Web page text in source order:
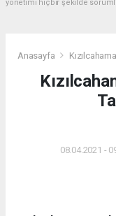
yönetimi hiçbir şekilde
Anasayfa
08.04.2021 -